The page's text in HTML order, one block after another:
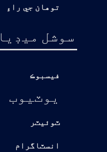
توهان جي راءِ
سوشل ميڊيا
فيسبوڪ
يوٽيوب
ٽوئيٽر
انسٽاگرام